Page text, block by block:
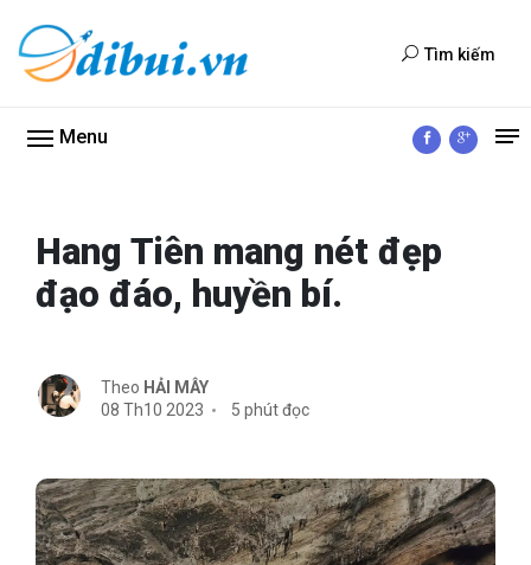
Tìm kiếm
Menu
Hang Tiên mang nét đẹp
đạo đáo, huyền bí.
Theo HẢI MÂY
08 Th10 2023
5 phút đọc